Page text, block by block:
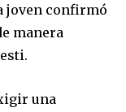
joven confirmó
manera
una